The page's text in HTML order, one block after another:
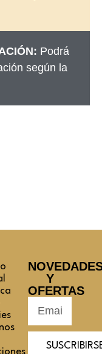
Podrá
según la
Y
OFERTAS